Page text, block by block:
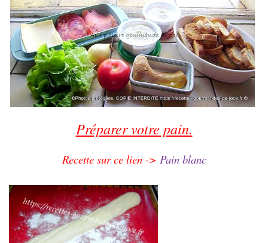
Préparer votre pain.
Recette sur ce lien -> Pain blanc